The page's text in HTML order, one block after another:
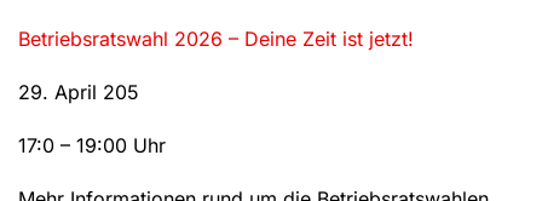
Betriebsratswahl 2026 – Deine Zeit ist jetzt!
29. April 205
17:0 – 19:00 Uhr